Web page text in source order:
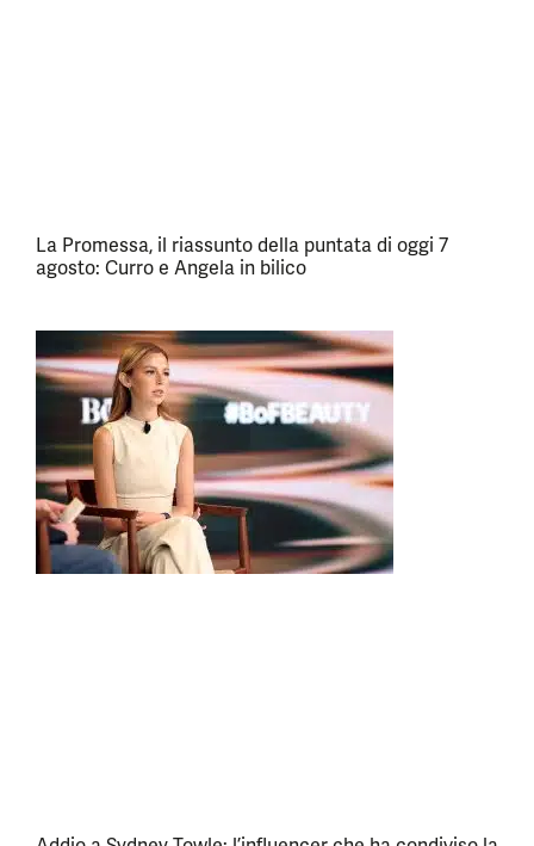
La Promessa, il riassunto della puntata di oggi 7
agosto: Curro e Angela in bilico